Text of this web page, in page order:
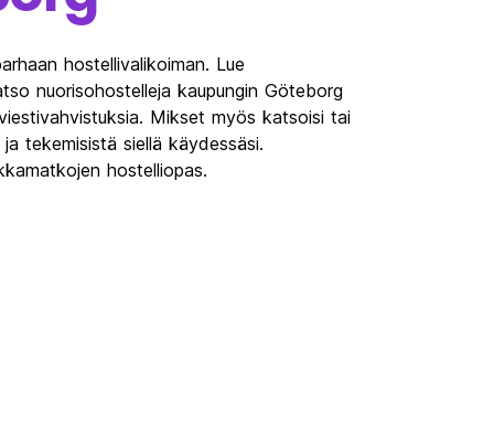
hostellivalikoiman. Lue
nuorisohostelleja kaupungin Göteborg
Mikset myös katsoisi tai
tekemisistä siellä käydessäsi.
hostelliopas.